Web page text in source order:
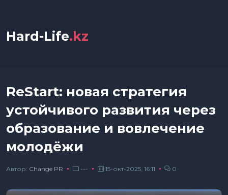
Hard-Life.kz
ReStart: новая стратегия
устойчивого развития через
образование и вовлечение
молодёжи
Автор: Сhange PR --- 15-окт-2025, 16:11 0